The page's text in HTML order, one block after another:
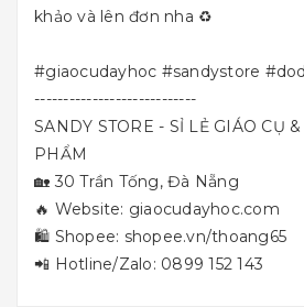
khảo và lên đơn nha ♻️
#giaocudayhoc #sandystore
----------------------------
SANDY STORE - SỈ LẺ GIÁO CỤ
PHẨM
🏡 30 Trần Tống, Đà Nẵng
🔥 Website: giaocudayhoc.com
🛍 Shopee: shopee.vn/thoang65
📲 Hotline/Zalo: 0899 152 143